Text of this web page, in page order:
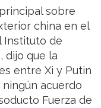
sobre
china en el
Instituto de
dijo que la
entre Xi y Putin
acuerdo
Fuerza de